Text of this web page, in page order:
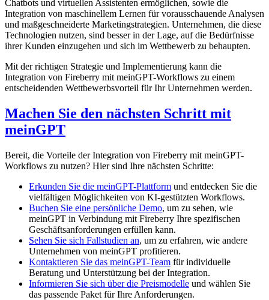
Chatbots und virtuellen Assistenten ermöglichen, sowie die
Integration von maschinellem Lernen für vorausschauende Analysen
und maßgeschneiderte Marketingstrategien. Unternehmen, die diese
Technologien nutzen, sind besser in der Lage, auf die Bedürfnisse
ihrer Kunden einzugehen und sich im Wettbewerb zu behaupten.
Mit der richtigen Strategie und Implementierung kann die
Integration von Fireberry mit meinGPT-Workflows zu einem
entscheidenden Wettbewerbsvorteil für Ihr Unternehmen werden.
Machen Sie den nächsten Schritt mit
meinGPT
Bereit, die Vorteile der Integration von Fireberry mit meinGPT-
Workflows zu nutzen? Hier sind Ihre nächsten Schritte:
Erkunden Sie die meinGPT-Plattform und entdecken Sie die
vielfältigen Möglichkeiten von KI-gestützten Workflows.
Buchen Sie eine persönliche Demo, um zu sehen, wie
meinGPT in Verbindung mit Fireberry Ihre spezifischen
Geschäftsanforderungen erfüllen kann.
Sehen Sie sich Fallstudien an, um zu erfahren, wie andere
Unternehmen von meinGPT profitieren.
Kontaktieren Sie das meinGPT-Team für individuelle
Beratung und Unterstützung bei der Integration.
Informieren Sie sich über die Preismodelle und wählen Sie
das passende Paket für Ihre Anforderungen.